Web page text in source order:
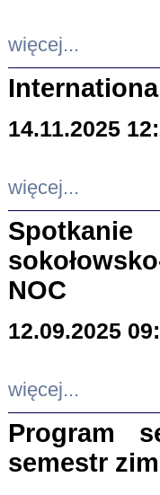
więcej...
14.11.2025
więcej...
NOC
12.09.2025
więcej...
Program
semestr